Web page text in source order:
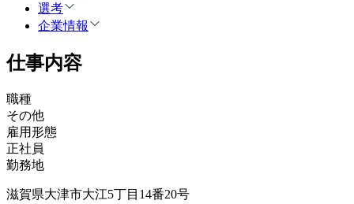
選考
企業情報
仕事内容
職種
その他
雇用形態
正社員
勤務地
滋賀県大津市大江5丁目14番20号